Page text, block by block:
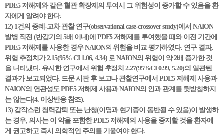
PDE5 저해제와 같은 혈관 확장제의 투여시 그 위험성이 증가할 수 있음을 환
자에게 알려야 한다.
12) 1건의 증례-교차 관찰 연구(observational case-crossover study)에서 NAION
발병 직전 (반감기의 5배 이내)에 PDE5 저해제를 투여했을 때와 이전 기간에
PDE5 저해제를 사용한 경우 NAION의 위험을 비교 평가하였다. 연구 결과,
위험 추정치가 2.15(95% CI 1.06, 4.34) 로 NAION의 위험이 약 2배 증가한 것
을 나타냈다. 유사한 연구에서 위험 추정치 2.27(95%CI 0.99, 5.20)의 일관된
결과가 보고되었다. 드문 시판 후 보고나 관찰연구에서 PDE5 저해제 사용과
NAION의 연관성도 PDE5 저해제 사용과 NAION의 인과 관계를 뒷받침하지
는 않는다(4. 이상반응 참조).
13) 갑작스런 청력감퇴 또는 난청(이명과 현기증이 동반될 수 있음)이 발생하
는 경우, 의사는 이 약을 포함한 PDE5 저해제의 사용을 중지할 것을 환자에
게 권고하고 즉시 의학적인 주의를 기울여야 한다.